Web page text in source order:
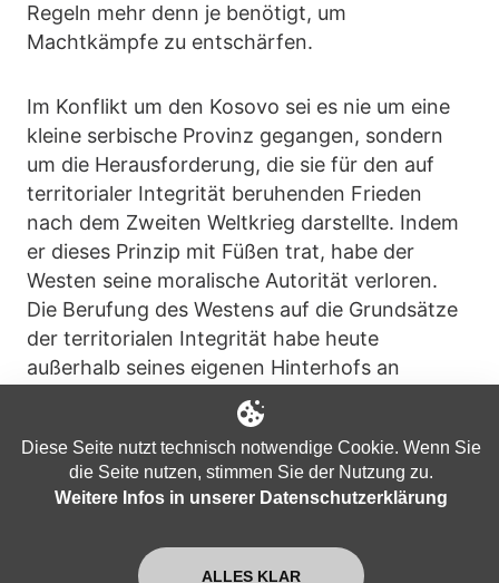
Regeln mehr denn je benötigt, um
Machtkämpfe zu entschärfen.
Im Konflikt um den Kosovo sei es nie um eine
kleine serbische Provinz gegangen, sondern
um die Herausforderung, die sie für den auf
territorialer Integrität beruhenden Frieden
nach dem Zweiten Weltkrieg darstellte. Indem
er dieses Prinzip mit Füßen trat, habe der
Westen seine moralische Autorität verloren.
Die Berufung des Westens auf die Grundsätze
der territorialen Integrität habe heute
außerhalb seines eigenen Hinterhofs an
„Als Russland die Krim offiziell
annektierte, wurde eine Resolution der
Nationen eingebracht, in der die
Diese Seite nutzt technisch notwendige Cookie. Wenn Sie
die Seite nutzen, stimmen Sie der Nutzung zu.
Weitere Infos in unserer Datenschutzerklärung
ALLES KLAR